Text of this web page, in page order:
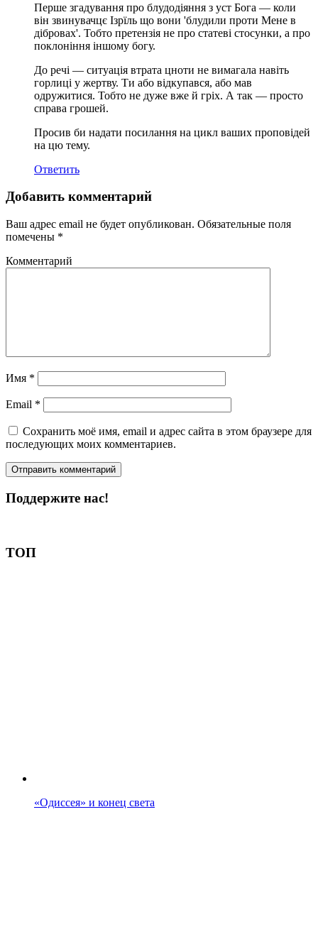
Перше згадування про блудодіяння з уст Бога — коли
він звинувачцє Ізрїль що вони 'блудили проти Мене в
дібровах'. Тобто претензія не про статеві стосунки, а про
поклоніння іншому богу.
До речі — ситуація втрата цноти не вимагала навіть
горлиці у жертву. Ти або відкупався, або мав
одружитися. Тобто не дуже вже й гріх. А так — просто
справа грошей.
Просив би надати посилання на цикл ваших проповідей
на цю тему.
Ответить
Добавить комментарий
Ваш адрес email не будет опубликован. Обязательные поля
помечены *
Комментарий
Имя *
Email *
Сохранить моё имя, email и адрес сайта в этом браузере для
последующих моих комментариев.
Поддержите нас!
ТОП
«Одиссея» и конец света